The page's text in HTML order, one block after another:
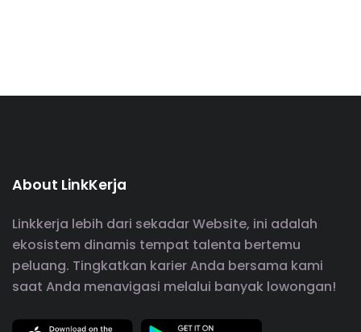
About LinkKerja
Linkkerja lebih dari sekadar Website, ini adalah
ekosistem dinamis tempat talenta bertemu
peluang. Tingkatkan karier Anda bersama kami
saat Anda menavigasi melalui banyak lowongan!